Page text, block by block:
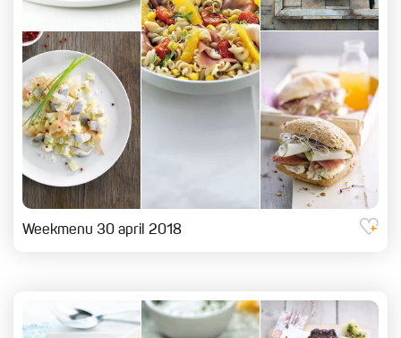
Weekmenu 30 april 2018